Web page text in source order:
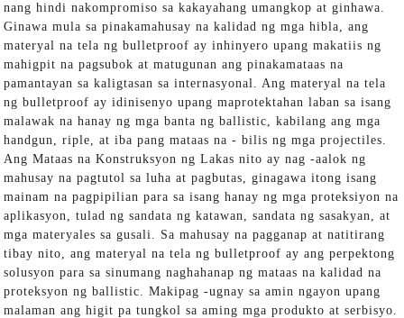
nang hindi nakompromiso sa kakayahang umangkop at ginhawa.
Ginawa mula sa pinakamahusay na kalidad ng mga hibla, ang
materyal na tela ng bulletproof ay inhinyero upang makatiis ng
mahigpit na pagsubok at matugunan ang pinakamataas na
pamantayan sa kaligtasan sa internasyonal. Ang materyal na tela
ng bulletproof ay idinisenyo upang maprotektahan laban sa isang
malawak na hanay ng mga banta ng ballistic, kabilang ang mga
handgun, riple, at iba pang mataas na - bilis ng mga projectiles.
Ang Mataas na Konstruksyon ng Lakas nito ay nag -aalok ng
mahusay na pagtutol sa luha at pagbutas, ginagawa itong isang
mainam na pagpipilian para sa isang hanay ng mga proteksiyon na
aplikasyon, tulad ng sandata ng katawan, sandata ng sasakyan, at
mga materyales sa gusali. Sa mahusay na pagganap at natitirang
tibay nito, ang materyal na tela ng bulletproof ay ang perpektong
solusyon para sa sinumang naghahanap ng mataas na kalidad na
proteksyon ng ballistic. Makipag -ugnay sa amin ngayon upang
malaman ang higit pa tungkol sa aming mga produkto at serbisyo.